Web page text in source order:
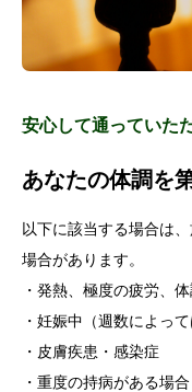
安心して通っていた
あなたの体調を
以下に該当する場合は
場合があります。
・発熱、極度の疲労、
・妊娠中（週数によって
・皮膚疾患・感染症
・重度の持病がある場合